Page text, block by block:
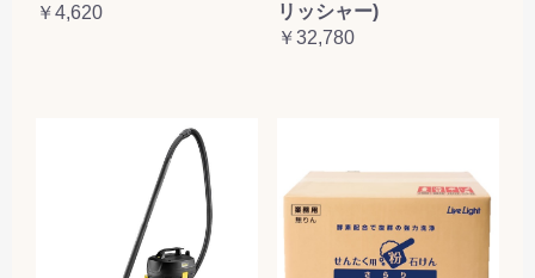
￥4,620
リッシャー)
￥32,780